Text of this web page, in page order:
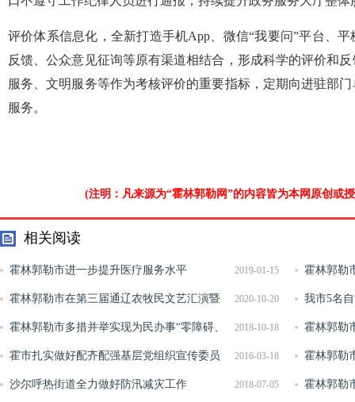
评价体系信息化，全新打造手机App、微信“我要问”平台、
反馈、公众意见征询等原有渠道相结合，形成科学的评价和
服务、文明服务等作为考核评价的重要指标，定期向进驻部
服务。
(注明：凡来源为“霍林郭勒网”的内容皆为本网原创或
相关阅读
2019-01-15
霍林郭勒市进一步提升医疗服务水平 霍林郭勒
服务
2020-10-20
霍林郭勒市在第三届通辽农牧民文艺汇演暨
首届安代舞大赛中喜获佳绩
我市5名
2018-10-18
霍林郭勒市多措并举实现为民办事“零障碍、
零距离”
霍林郭勒
召开新冠肺
2016-03-18
霍市扎实做好配齐配强基层党组织宣传委员
工作
霍林郭勒
2018-07-05
沙尔呼热街道全力做好防汛减灾工作 霍林郭勒